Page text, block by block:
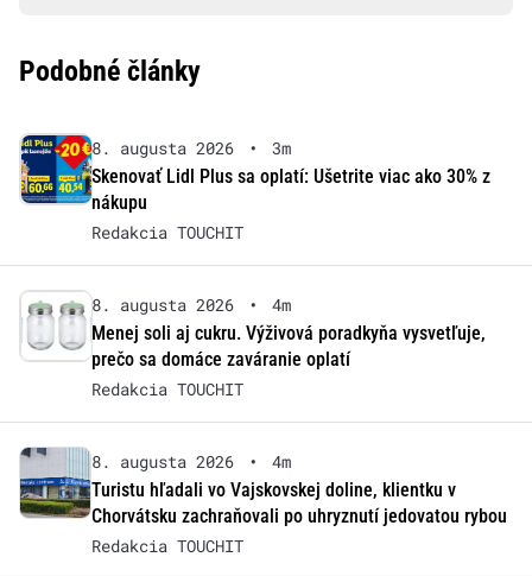
Podobné články
8. augusta 2026 •
3m
Skenovať Lidl Plus sa oplatí: Ušetrite viac ako 30% z
nákupu
Redakcia TOUCHIT
8. augusta 2026 •
4m
Menej soli aj cukru. Výživová poradkyňa vysvetľuje,
prečo sa domáce zaváranie oplatí
Redakcia TOUCHIT
8. augusta 2026 •
4m
Turistu hľadali vo Vajskovskej doline, klientku v
Chorvátsku zachraňovali po uhryznutí jedovatou rybou
Redakcia TOUCHIT